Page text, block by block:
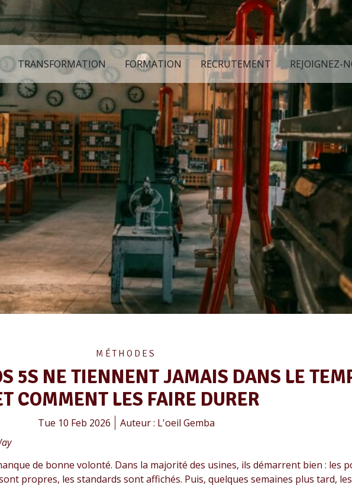
TRANSFORMATION FORMATION RECRUTEMENT REJOIGNEZ-
MÉTHODES
5S NE TIENNENT JAMAIS DANS LE
COMMENT LES FAIRE DURER
Tue 10 Feb 2026 Auteur : L'oeil Gemba
de bonne volonté. Dans la majorité des usines, ils démarrent bien : les
propres, les standards sont affichés. Puis, quelques semaines plus tard,